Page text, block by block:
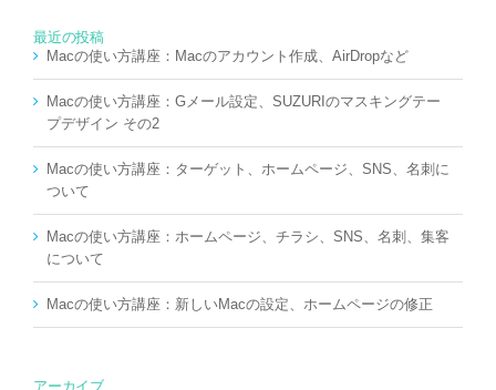
最近の投稿
Macの使い方講座：Macのアカウント作成、AirDropなど
Macの使い方講座：Gメール設定、SUZURIのマスキングテー
プデザイン その2
Macの使い方講座：ターゲット、ホームページ、SNS、名刺に
ついて
Macの使い方講座：ホームページ、チラシ、SNS、名刺、集客
について
Macの使い方講座：新しいMacの設定、ホームページの修正
アーカイブ